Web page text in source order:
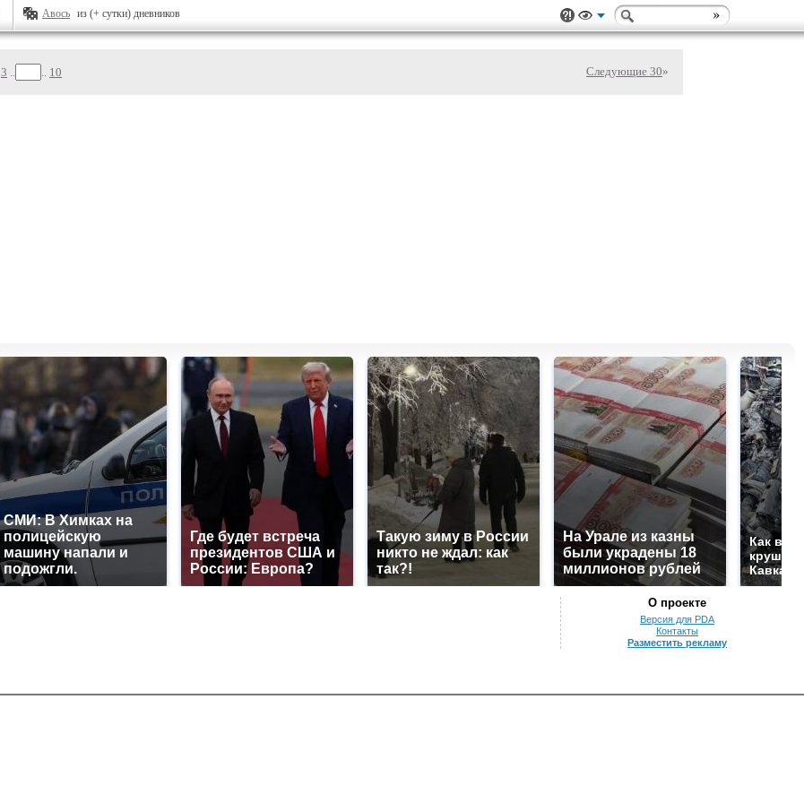
Авось из (+ сутки) дневников
3 .. .. 10 Следующие 30»
СМИ: В Химках на
полицейскую
машину напали и
подожгли.
Где будет встреча
президентов США и
России: Европа?
Такую зиму в России
никто не ждал: как
так?!
На Урале из казны
были украдены 18
миллионов рублей
Как
О проекте
Версия для PDA
Контакты
Разместить рекламу